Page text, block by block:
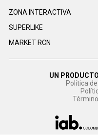
ZONA INTERACTIVA
SUPERLIKE
MARKET RCN
UN
Política